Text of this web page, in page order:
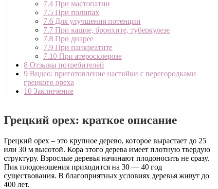
7.4 При мастопатии
7.5 При полипах
7.6 Для улучшения потенции
7.7 При кашле, бронхите, туберкулезе
7.8 При диарее
7.9 При панкреатите
7.10 При атеросклерозе
8 Отзывы потребителей
9 Видео: приготовление настойки с перегородками
грецкого ореха
10 Заключение
Грецкий орех: краткое описание
Грецкий орех – это крупное дерево, которое вырастает до 25
или 30 м высотой. Кора этого дерева имеет плотную твердую
структуру. Взрослые деревья начинают плодоносить не сразу.
Пик плодоношения приходится на 30 — 40 год
существования. В благоприятных условиях деревья живут до
400 лет.